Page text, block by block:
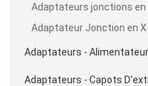
Adaptateurs jonctions en
Adaptateur Jonction en
Adaptateurs -
Adaptateurs - Capots